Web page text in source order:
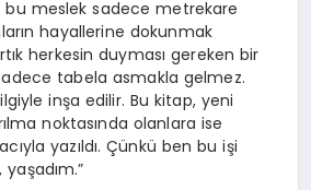
bu meslek sadece metrekare
hayallerine dokunmak
herkesin duyması gereken bir
tabela asmakla gelmez.
inşa edilir. Bu kitap, yeni
noktasında olanlara ise
yazıldı. Çünkü ben bu işi